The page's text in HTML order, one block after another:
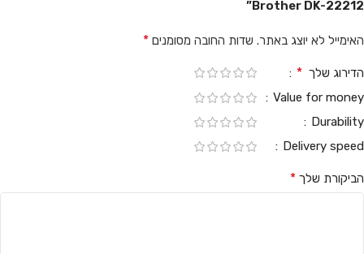
Brother DK-22212”
האימייל לא יוצג באתר. שדות החובה מסומנים *
הדירוג שלך *
Value for money
Durability
Delivery speed
הביקורת שלך *